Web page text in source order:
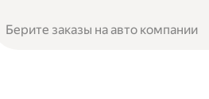
Берите заказы на авто компании